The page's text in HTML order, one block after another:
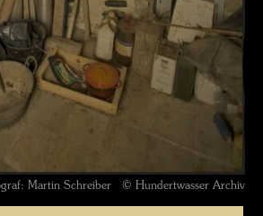
Martin Schreiber © Hundertwasser Archiv